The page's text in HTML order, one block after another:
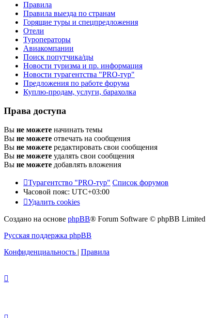
Правила
Правила выезда по странам
Горящие туры и спецпредложения
Отели
Туроператоры
Авиакомпании
Поиск попутчика/цы
Новости туризма и пр. информация
Новости турагентства "PRO-тур"
Предложения по работе форума
Куплю-продам, услуги, барахолка
Права доступа
Вы не можете начинать темы
Вы не можете отвечать на сообщения
Вы не можете редактировать свои сообщения
Вы не можете удалять свои сообщения
Вы не можете добавлять вложения
Турагентство "PRO-тур" Список форумов
Часовой пояс: UTC+03:00
Удалить cookies
Создано на основе phpBB® Forum Software © phpBB Limited
Русская поддержка phpBB
Конфиденциальность | Правила